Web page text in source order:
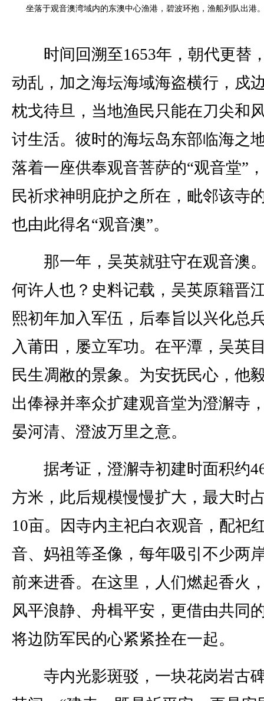
坐落于观音澳湾域内的东澳中心渔港，碧波环抱，渔船列队出港
时间回溯至1653年，朝代更替
动乱，加之海坛海域海盗横行，戍
枕戈待旦，当地渔民只能在刀尖和
讨生活。彼时的海坛岛东部临海之
落着一座供奉观音菩萨的“观音堂”
民祈求神明庇护之所在，毗邻该寺
也由此得名“观音澳”。
那一年，吴英就驻守在观音澳
何许人也？史料记载，吴英原籍晋
熙初年加入军伍，后奉旨以兴化总
入莆田，屡立军功。在平潭，吴英
民生凋敝的景象。为安抚民心，他
出俸禄并率众扩建观音堂为澄澥寺
晏河清、澄波万里之意。
据考证，澄澥寺初建时面积约
方米，此后规模慢慢扩大，最大时
10亩。因寺内主祀白衣观音，配祀
音、妈祖等圣像，每年吸引不少两
前来进香。在这里，人们燃起香火
风平浪静、舟楫平安，更借由共同
将边防军民的心紧紧拴在一起。
寺内光影斑驳，一块花岗岩古